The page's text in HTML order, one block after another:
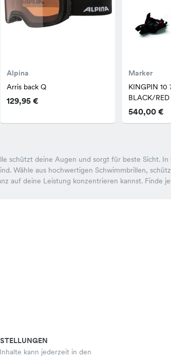
Alpina
Arris back Q
129,95 €
Marker
KINGPIN 10
BLACK/RED
540,00 €
schützt deine Augen und sorgt für beste Sicht.
Wähle aus hochwertigen Schwimmbrillen,
auf deine Leistung konzentrieren kannst. Finde
kann jederzeit in den